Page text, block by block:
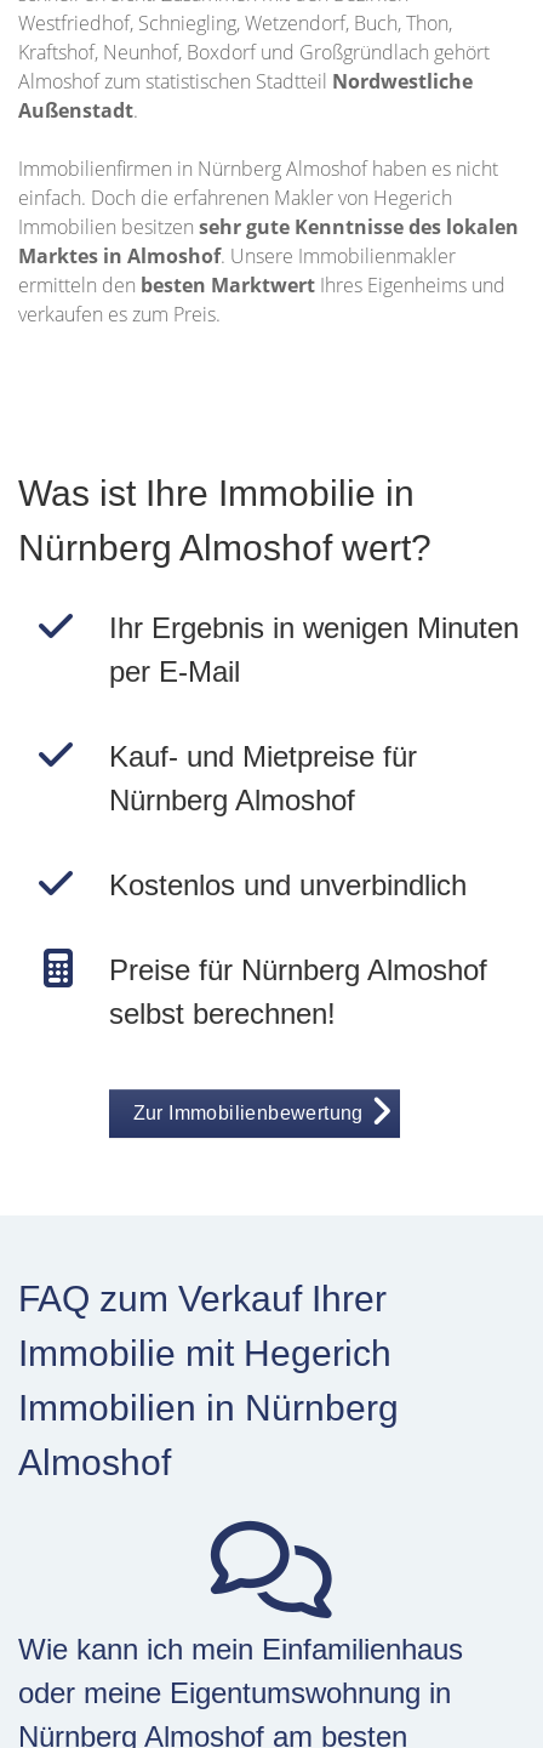
Westfriedhof, Schniegling, Wetzendorf, Buch, Thon,
Kraftshof, Neunhof, Boxdorf und Großgründlach gehört
Almoshof zum statistischen Stadtteil Nordwestliche
Außenstadt.
Immobilienfirmen in Nürnberg Almoshof haben es nicht
einfach. Doch die erfahrenen Makler von Hegerich
Immobilien besitzen sehr gute Kenntnisse des lokalen
Marktes in Almoshof. Unsere Immobilienmakler
ermitteln den besten Marktwert Ihres Eigenheims und
verkaufen es zum Preis.
Was ist Ihre Immobilie in
Nürnberg Almoshof wert?
Ihr Ergebnis in wenigen Minuten
per E-Mail
Kauf- und Mietpreise für
Nürnberg Almoshof
Kostenlos und unverbindlich
Preise für Nürnberg Almoshof
selbst berechnen!
Zur Immobilienbewertung
FAQ zum Verkauf Ihrer
Immobilie mit Hegerich
Immobilien in Nürnberg
Almoshof
Wie kann ich mein Einfamilienhaus
oder meine Eigentumswohnung in
Nürnberg Almoshof am besten